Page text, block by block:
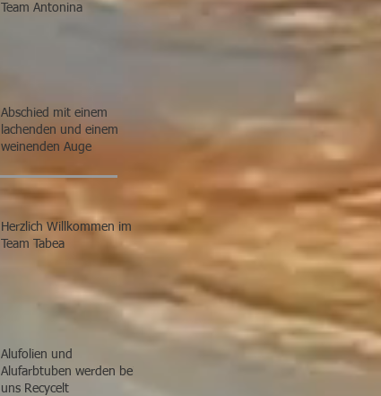
Team Antonina
Abschied mit einem
lachenden und einem
weinenden Auge
Herzlich Willkommen im
Team Tabea
Alufolien und
Alufarbtuben werden bei
uns Recycelt